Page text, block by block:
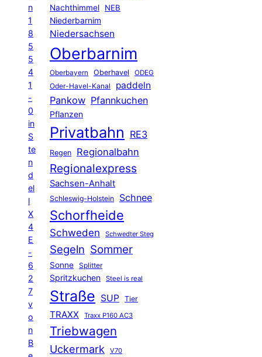
n
1
8
5
5
4
1
-
0
in
S
te
n
d
el
l
X
4
E
-
6
2
7
v
o
n
B
Nachthimmel
NEB
Niederbarnim
Niedersachsen
Oberbarnim
Oberbayern Oberhavel ODEG
Oder-Havel-Kanal paddeln
Pankow Pfannkuchen
Pflanzen
Privatbahn RE3
Regen Regionalbahn
Regionalexpress
Sachsen-Anhalt
Schleswig-Holstein Schnee
Schorfheide
Schweden Schwedter Steg
Segeln Sommer
Sonne Splitter
Spritzkuchen Steel is real
Straße SUP Tier
TRAXX Traxx P160 AC3
Triebwagen
Uckermark V70